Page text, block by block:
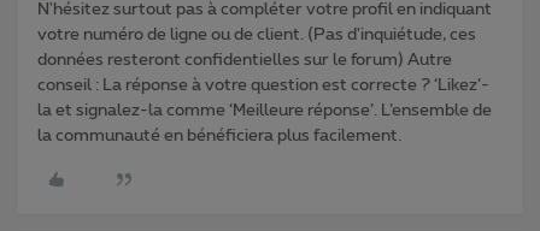
N'hésitez surtout pas à compléter votre profil en indiquant
votre numéro de ligne ou de client. (Pas d'inquiétude, ces
données resteront confidentielles sur le forum) Autre
conseil : La réponse à votre question est correcte ? ‘Likez’-
la et signalez-la comme ‘Meilleure réponse’. L’ensemble de
la communauté en bénéficiera plus facilement.